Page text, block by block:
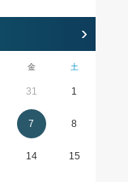
›
金 土
31 1
7 8
14 15